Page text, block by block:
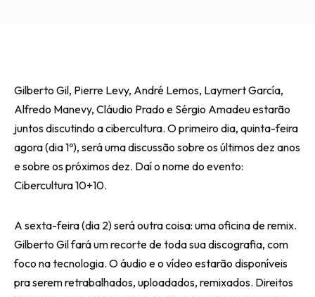
Gilberto Gil, Pierre Levy, André Lemos, Laymert García,
Alfredo Manevy, Cláudio Prado e Sérgio Amadeu estarão
juntos discutindo a cibercultura. O primeiro dia, quinta-feira
agora (dia 1º), será uma discussão sobre os últimos dez anos
e sobre os próximos dez. Daí o nome do evento:
Cibercultura 10+10.
A sexta-feira (dia 2) será outra coisa: uma oficina de remix.
Gilberto Gil fará um recorte de toda sua discografia, com
foco na tecnologia. O áudio e o vídeo estarão disponíveis
pra serem retrabalhados, uploadados, remixados. Direitos